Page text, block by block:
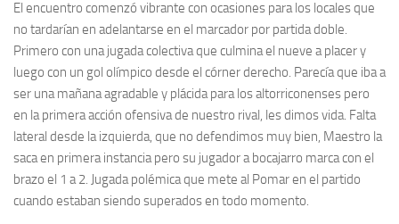
El encuentro comenzó vibrante con ocasiones para los locales que
no tardarían en adelantarse en el marcador por partida doble.
Primero con una jugada colectiva que culmina el nueve a placer y
luego con un gol olímpico desde el córner derecho. Parecía que iba a
ser una mañana agradable y plácida para los altorriconenses pero
en la primera acción ofensiva de nuestro rival, les dimos vida. Falta
lateral desde la izquierda, que no defendimos muy bien, Maestro la
saca en primera instancia pero su jugador a bocajarro marca con el
brazo el 1 a 2. Jugada polémica que mete al Pomar en el partido
cuando estaban siendo superados en todo momento.